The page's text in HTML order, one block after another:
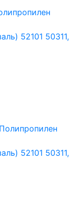
52101 50311,
Полипропилен
52101 50311,